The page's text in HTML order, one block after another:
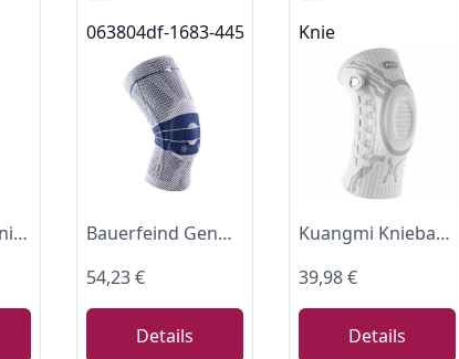
BAUERFEIND Kniebandage „Knee Support“ mit Silikonring, Rechts & links tragbar
063804df-1683-4459-ba6d-af65d8ef022e_7701
Bauerfeind GenuTrain Kniebandage, gepolsterte Patella-Kniebandage, Unisex, 11041205080003, Titan, 3
54,23 €
Details
Knie
Kuangmi Kniebandage mit Drehknopf (verstellbar) - Für Schmerzlinderung, Sport, Gelenkrehabilitation und den Alltag, W-R-XL
39,98 €
Details